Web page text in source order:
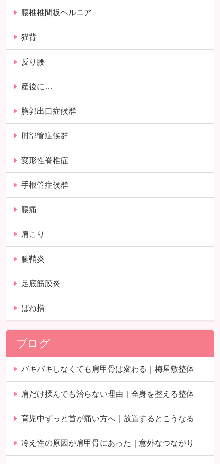
腰椎椎間板ヘルニア
猫背
反り腰
産後に…
胸郭出口症候群
肘部管症候群
変形性脊椎症
手根管症候群
腰痛
肩こり
腱鞘炎
足底筋膜炎
ばね指
ブログ
バキバキしなくても肩甲骨は変わる｜梅屋敷整体
肩だけ揉んでも治らない理由｜全身を整える整体
育児中ずっと首が痛い方へ｜放置するとこうなる
冷え性の原因が肩甲骨にあった｜意外なつながり